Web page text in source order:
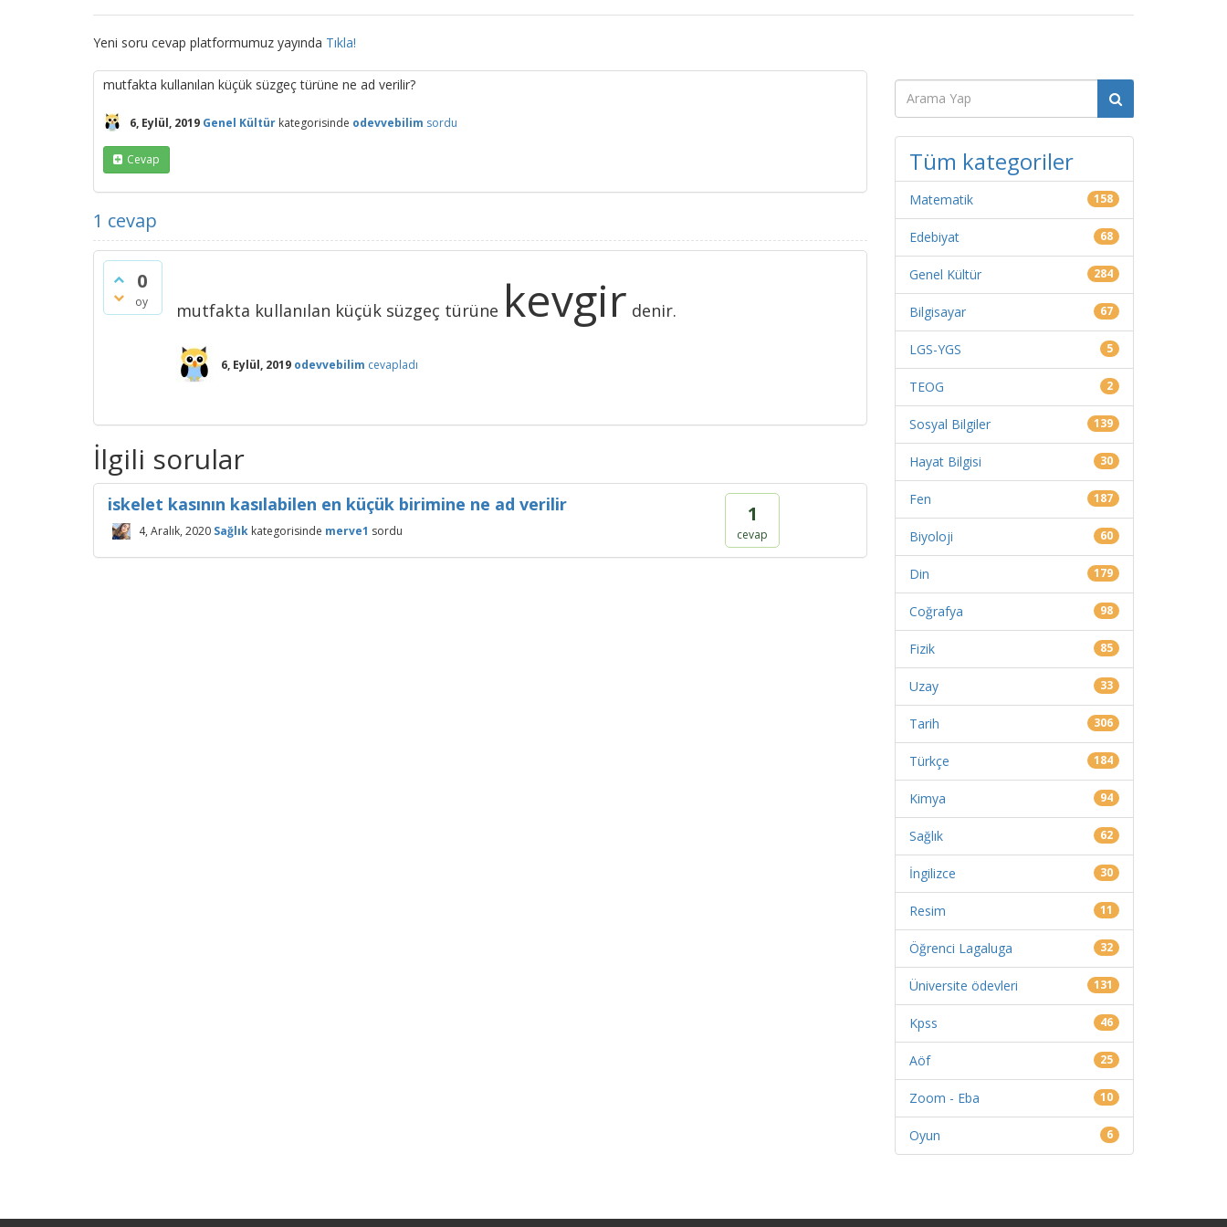
Yeni soru cevap platformumuz yayında Tıkla!
mutfakta kullanılan küçük süzgeç türüne ne ad verilir?
6, Eylül, 2019 Genel Kültür kategorisinde odevvebilim sordu
Cevap
1 cevap
0
oy mutfakta kullanılan küçük süzgeç türüne kevgir denir.
6, Eylül, 2019 odevvebilim cevapladı
İlgili sorular
1
cevap
iskelet kasının kasılabilen en küçük birimine ne ad verilir
4, Aralık, 2020 Sağlık kategorisinde merve1 sordu
Tüm kategoriler
Matematik 158
Edebiyat 68
Genel Kültür 284
Bilgisayar 67
LGS-YGS 5
TEOG 2
Sosyal Bilgiler 139
Hayat Bilgisi 30
Fen 187
Biyoloji 60
Din 179
Coğrafya 98
Fizik 85
Uzay 33
Tarih 306
Türkçe 184
Kimya 94
Sağlık 62
İngilizce 30
Resim 11
Öğrenci Lagaluga 32
Üniversite ödevleri 131
Kpss 46
Aöf 25
Zoom - Eba 10
Oyun 6